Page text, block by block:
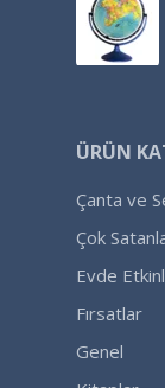
ÜRÜN
Çanta ve
Çok
Evde
Fırsatlar
Genel